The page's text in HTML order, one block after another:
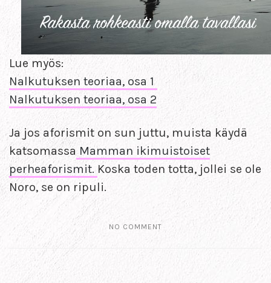
Lue myös:
Nalkutuksen teoriaa, osa 1
Nalkutuksen teoriaa, osa 2
Ja jos aforismit on sun juttu, muista käydä
katsomassa Mamman ikimuistoiset
perheaforismit. Koska toden totta, jollei se ole
Noro, se on ripuli.
NO COMMENT